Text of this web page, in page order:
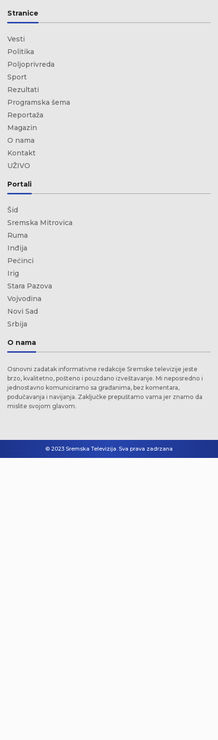
Stranice
Vesti
Politika
Poljoprivreda
Sport
Rezultati
Programska šema
Reportaža
Magazin
O nama
Kontakt
UŽIVO
Portali
Šid
Sremska Mitrovica
Ruma
Inđija
Pećinci
Irig
Stara Pazova
Vojvodina
Novi Sad
Srbija
O nama
Osnovni zadatak informativne redakcije Sremske televizije jeste
brzo, kvalitetno, pošteno i pouzdano izveštavanje. Mi neposredno i
jednostavno komuniciramo sa građanima, bez komentara,
podučavanja i navijanja. Zaključke prepuštamo vama jer znamo da
mislite svojom glavom.
© 2023 Sremska Televizija. Sva prava zadrzana